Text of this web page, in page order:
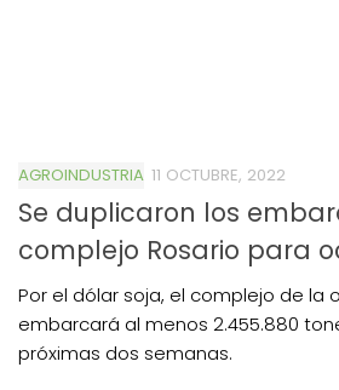
AGROINDUSTRIA 11 OCTUBRE, 2022
Se duplicaron los
complejo Rosario para
Por el dólar soja, el complejo de la
embarcará al menos 2.455.880
próximas dos semanas.